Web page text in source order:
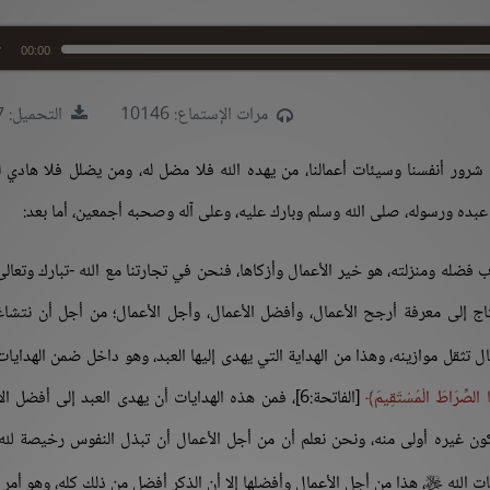
00:00
التحميل: 9777
مرات الإستماع: 10146
أنفسنا وسيئات أعمالنا، من يهده الله فلا مضل له، ومن يضلل فلا هادي
ورسوله، صلى الله وسلم وبارك عليه، وعلى آله وصحبه أجمعين، أما بعد:
فضله ومنزلته، هو خير الأعمال وأزكاها، فنحن في تجارتنا مع الله -تبارك
إلى معرفة أرجح الأعمال، وأفضل الأعمال، وأجل الأعمال؛ من أجل أن
تثقل موازينه، وهذا من الهداية التي يهدى إليها العبد، وهو داخل ضمن
الصِّرَاطَ الْمُسْتَقِيمَ
[الفاتحة:6]، فمن هذه الهدايات أن يهدى العبد إلى أفضل
غيره أولى منه، ونحن نعلم أن من أجل الأعمال أن تبذل النفوس رخيصة
الله ، هذا من أجل الأعمال وأفضلها إلا أن الذكر أفضل من ذلك كله، وهو أمر